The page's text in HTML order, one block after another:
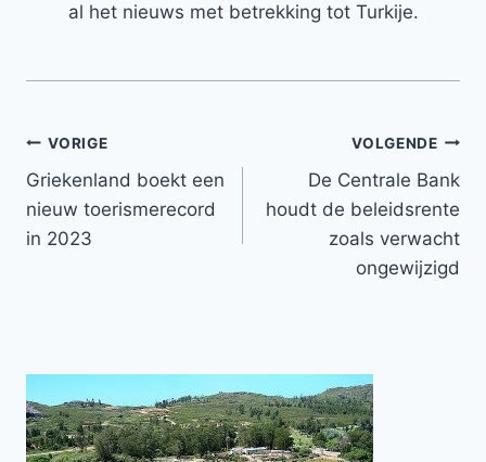
al het nieuws met betrekking tot Turkije.
Bericht
navigatie
VORIGE
Griekenland boekt een
nieuw toerismerecord
in 2023
VOLGENDE
De Centrale Bank
houdt de beleidsrente
zoals verwacht
ongewijzigd